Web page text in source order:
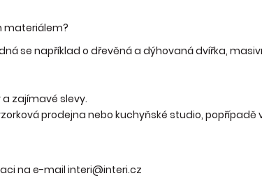
materiálem?
se například o dřevěná a dýhovaná dvířka,
zajímavé slevy.
prodejna nebo kuchyňské studio, popřípadě
na e-mail interi@interi.cz